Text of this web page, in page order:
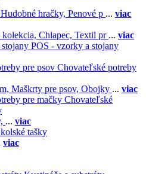
Hudobné hračky, Penové p ... viac
kolekcia, Chlapec, Textil pr ... viac
POS - vzorky a stojany
Chovateľské potreby
Maškrty pre psov, Obojky ... viac
Chovateľské
... viac
tašky
viac